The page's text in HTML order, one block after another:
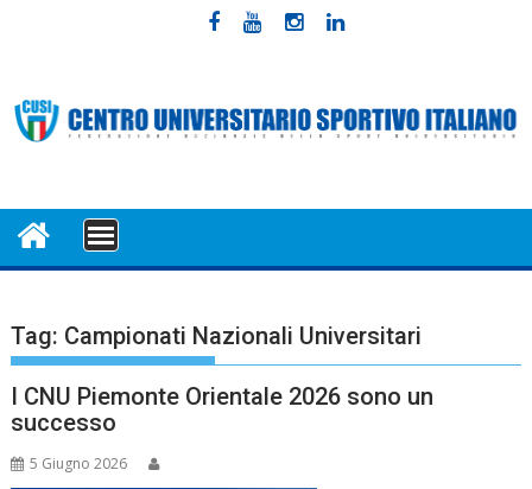
MENU
Tag: Campionati Nazionali Universitari
I CNU Piemonte Orientale 2026 sono un
successo
5 Giugno 2026